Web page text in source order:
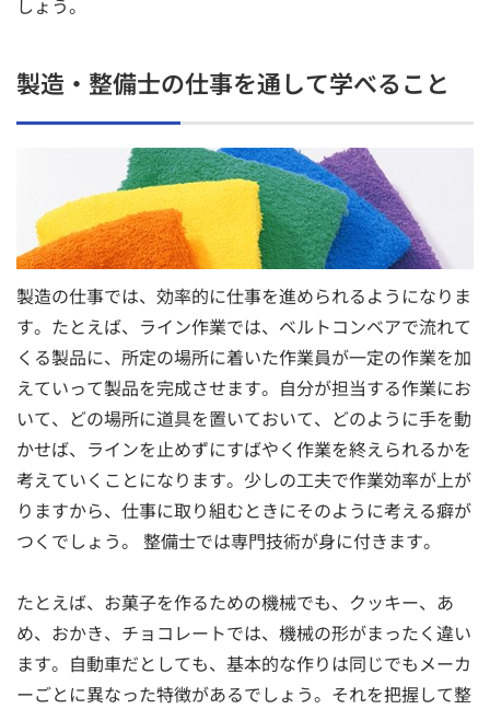
しょう。
製造・整備士の仕事を通して学べること
製造の仕事では、効率的に仕事を進められるようになりま
す。たとえば、ライン作業では、ベルトコンベアで流れて
くる製品に、所定の場所に着いた作業員が一定の作業を加
えていって製品を完成させます。自分が担当する作業にお
いて、どの場所に道具を置いておいて、どのように手を動
かせば、ラインを止めずにすばやく作業を終えられるかを
考えていくことになります。少しの工夫で作業効率が上が
りますから、仕事に取り組むときにそのように考える癖が
つくでしょう。 整備士では専門技術が身に付きます。
たとえば、お菓子を作るための機械でも、クッキー、あ
め、おかき、チョコレートでは、機械の形がまったく違い
ます。自動車だとしても、基本的な作りは同じでもメーカ
ーごとに異なった特徴があるでしょう。それを把握して整